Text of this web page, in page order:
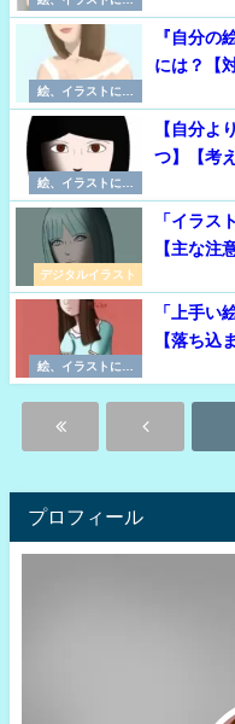
要な考え方
絵、イラストに必
要な考え方
『自分の
には？【
絵、イラストに必
要な考え方
【自分よ
つ】【考
デジタルイラスト
「イラス
【主な注
絵、イラストに必
要な考え方
「上手い
【落ち込
プロフィール